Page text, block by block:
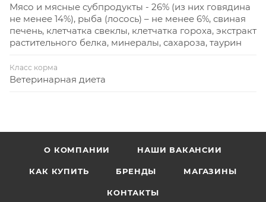
Мясо и мясные субпродукты - 26% (из них говядина
не менее 14%), рыба (лосось) – не менее 6%, свиная
печень, клетчатка свеклы, клетчатка гороха, экстракт
растительного белка, минералы, сахароза, таурин
Класс корма
Ветеринарная диета
О КОМПАНИИ НАШИ ВАКАНСИИ
КАК КУПИТЬ БРЕНДЫ МАГАЗИНЫ
КОНТАКТЫ